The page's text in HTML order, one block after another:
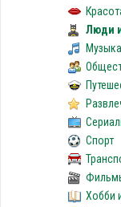
Люди
Музыка
Спорт
Хобби